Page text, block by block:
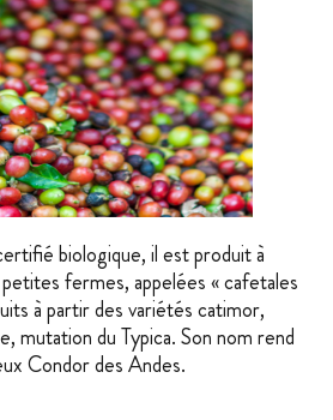
biologique, il est produit à
fermes, appelées « cafetales
à partir des variétés catimor,
mutation du Typica. Son nom rend
Condor des Andes.